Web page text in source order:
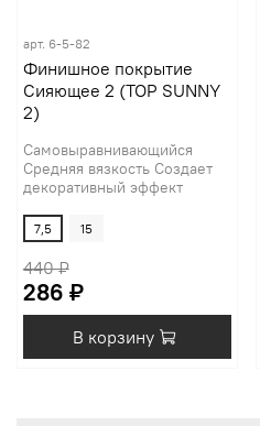
арт. 6-5-82
Финишное покрытие
Сияющее 2 (TOP SUNNY
2)
Самовыравнивающийся
Средняя вязкость Создает
декоративный эффект
7,5 15
440 ₽
286 ₽
В корзину